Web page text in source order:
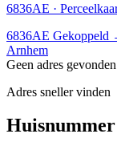
6836AE ·
6836AE Gekoppeld
Arnhem
Geen adres
Adres sneller vinden